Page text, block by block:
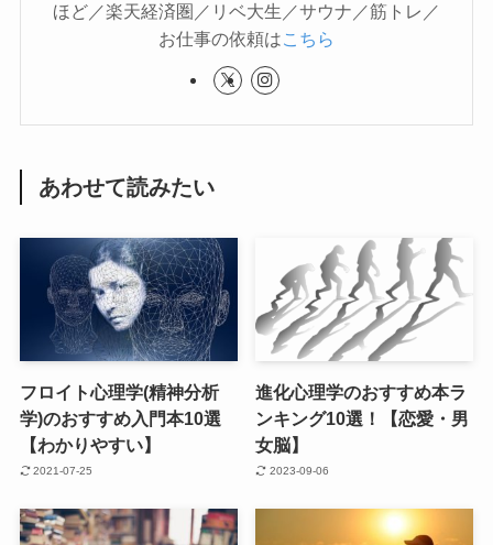
ほど／楽天経済圏／リベ大生／サウナ／筋トレ／
お仕事の依頼はこちら
あわせて読みたい
フロイト心理学(精神分析
学)のおすすめ入門本10選
【わかりやすい】
2021-07-25
進化心理学のおすすめ本ラ
ンキング10選！【恋愛・男
女脳】
2023-09-06